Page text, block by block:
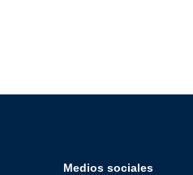
Medios sociales